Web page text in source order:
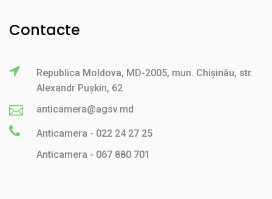
Contacte
Republica Moldova, MD-2005, mun. Chișinău, str.
Alexandr Pușkin, 62
anticamera@agsv.md
Anticamera - 022 24 27 25
Anticamera - 067 880 701